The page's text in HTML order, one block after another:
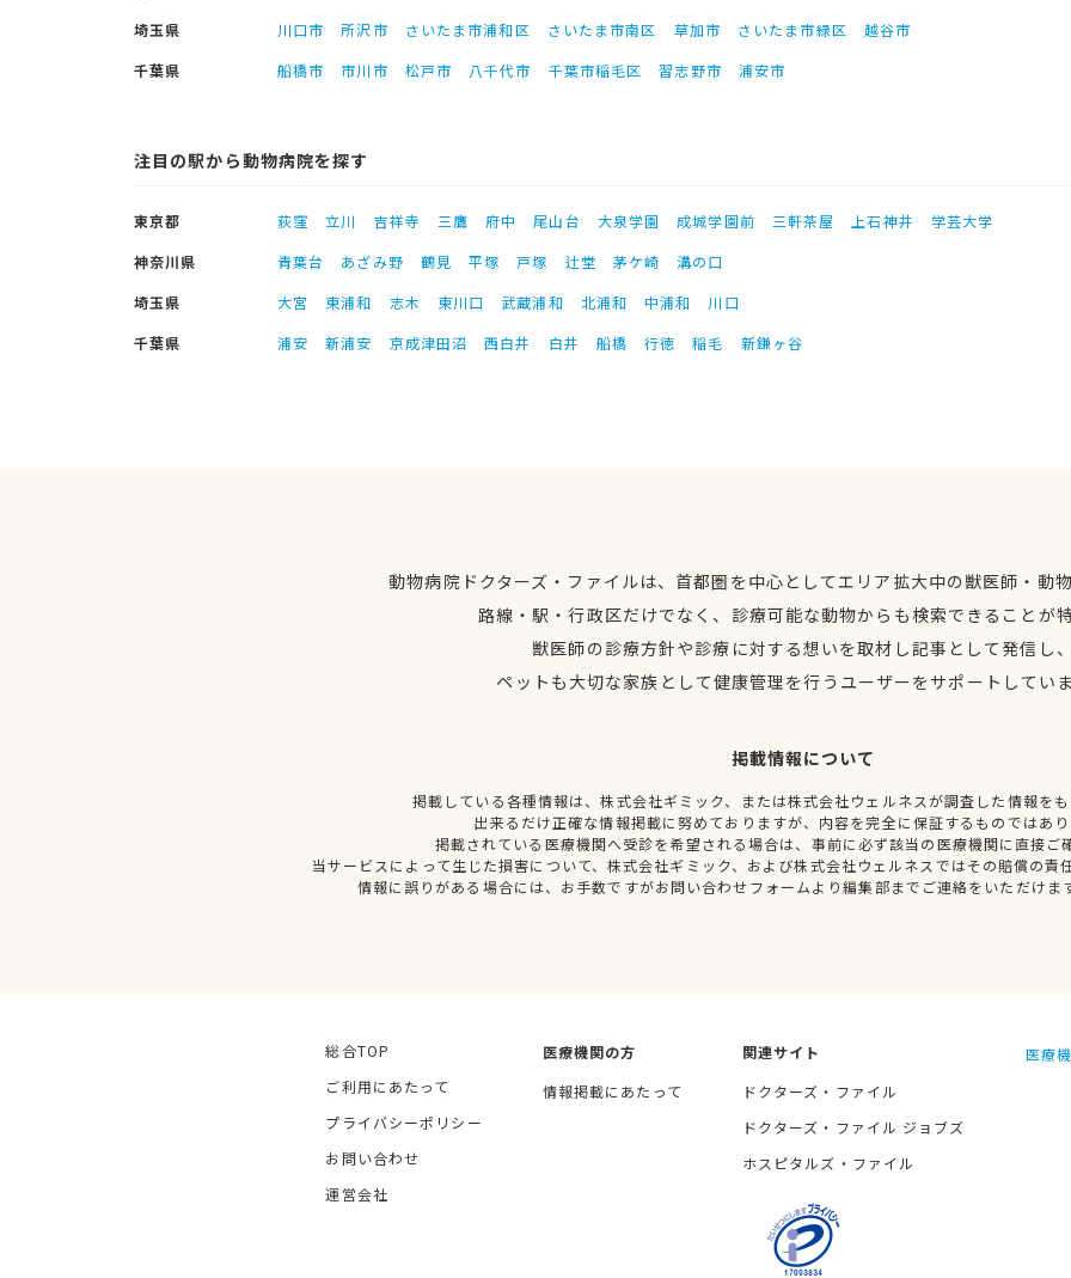
埼玉県
川口市 所沢市 さいたま市浦和区 さいたま市南区 草加市 さいたま市緑区
越谷市
千葉県
船橋市 市川市 松戸市 八千代市 千葉市稲毛区 習志野市 浦安市
注目の駅から動物病院を探す
東京都 荻窪 立川 吉祥寺 三鷹 府中 尾山台 大泉学園 成城学園前 三軒茶屋 上石神井
学芸大学
神奈川県
青葉台 あざみ野 鶴見 平塚 戸塚 辻堂 茅ケ崎
溝の口
埼玉県
大宮 東浦和 志木 東川口 武蔵浦和 北浦和 中浦和
川口
千葉県
浦安 新浦安 京成津田沼 西白井 白井 船橋 行徳 稲毛 新鎌ヶ谷
動物病院ドクターズ・ファイルは、首都圏を中心としてエリア拡大中の獣医師・動
路線・駅・行政区だけでなく、診療可能な動物からも検索できることが
獣医師の診療方針や診療に対する想いを取材し記事として発信し
ペットも大切な家族として健康管理を行うユーザーをサポートしてい
掲載情報について
掲載している各種情報は、株式会社ギミック、または株式会社ウェルネスが調査した情報を
出来るだけ正確な情報掲載に努めておりますが、内容を完全に保証するものではあ
掲載されている医療機関へ受診を希望される場合は、事前に必ず該当の医療機関に直接ご
当サービスによって生じた損害について、株式会社ギミック、および株式会社ウェルネスではその賠償の責
情報に誤りがある場合には、お手数ですがお問い合わせフォームより編集部までご連絡をいただけま
総合TOP
ご利用にあたって
プライバシーポリシー
お問い合わせ
運営会社
医療機関の方
情報掲載にあたって
関連サイト
ドクターズ・ファイル
ドクターズ・ファイル ジョブズ
ホスピタルズ・ファイル
医療